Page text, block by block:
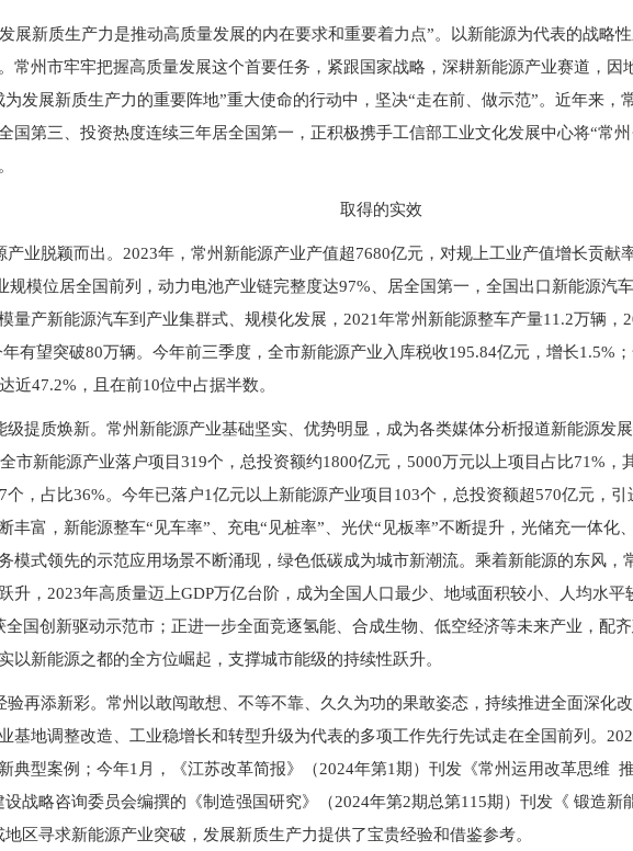
新质生产力是推动高质量发展的内在要求和重要着力点”。以新能源为代表的战略
常州市牢牢把握高质量发展这个首要任务，紧跟国家战略，深耕新能源产业赛道，
发展新质生产力的重要阵地”重大使命的行动中，坚决“走在前、做示范”。近年来，
国第三、投资热度连续三年居全国第一，正积极携手工信部工业文化发展中心将“常
取得的实效
业脱颖而出。2023年，常州新能源产业产值超7680亿元，对规上工业产值增长贡献
规模位居全国前列，动力电池产业链完整度达97%、居全国第一，全国出口新能源汽
量产新能源汽车到产业集群式、规模化发展，2021年常州新能源整车产量11.2万辆，
有望突破80万辆。今年前三季度，全市新能源产业入库税收195.84亿元，增长1.5%
近47.2%，且在前10位中占据半数。
提质焕新。常州新能源产业基础坚实、优势明显，成为各类媒体分析报道新能源发
市新能源产业落户项目319个，总投资额约1800亿元，5000万元以上项目占比71%
个，占比36%。今年已落户1亿元以上新能源产业项目103个，总投资额超570亿元，
丰富，新能源整车“见车率”、充电“见桩率”、光伏“见板率”不断提升，光储充一体化
模式领先的示范应用场景不断涌现，绿色低碳成为城市新潮流。乘着新能源的东风，
升，2023年高质量迈上GDP万亿台阶，成为全国人口最少、地域面积较小、人均水
全国创新驱动示范市；正进一步全面竞逐氢能、合成生物、低空经济等未来产业，配
以新能源之都的全方位崛起，支撑城市能级的持续性跃升。
再添新彩。常州以敢闯敢想、不等不靠、久久为功的果敢姿态，持续推进全面深化
基地调整改造、工业稳增长和转型升级为代表的多项工作先行先试走在全国前列。
典型案例；今年1月，《江苏改革简报》（2024年第1期）刊发《常州运用改革思维
战略咨询委员会编撰的《制造强国研究》（2024年第2期总第115期）刊发《 锻造新
区寻求新能源产业突破，发展新质生产力提供了宝贵经验和借鉴参考。